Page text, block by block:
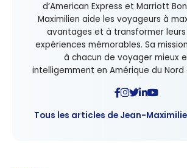
d’American Express et Marriott
Maximilien aide les voyageurs à
avantages et à transformer
expériences mémorables. Sa
à chacun de voyager mieux
intelligemment en Amérique du Nord
Tous les articles de Jean-